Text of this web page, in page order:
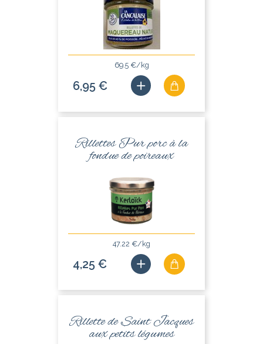
69.5 €/kg
6,95 €
Rillettes Pur porc à la
fondue de poireaux
47.22 €/kg
4,25 €
Rillette de Saint Jacques
aux petits légumes